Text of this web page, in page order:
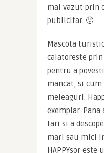
mai vazut prin
publicitar. 🙂
Mascota
calatoreste
pentru a
mancat, si
meleaguri.
exemplar.
tari si a
mari sau mici
HAPPYsor